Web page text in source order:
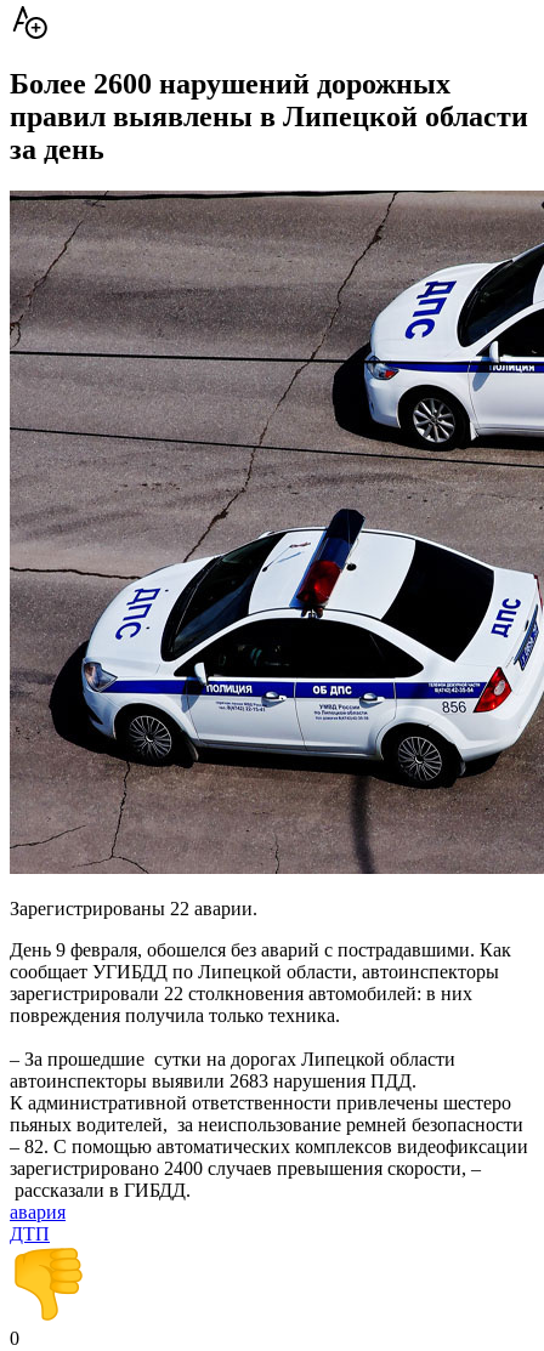
Более 2600 нарушений дорожных
правил выявлены в Липецкой области
за день
Зарегистрированы 22 аварии.
День 9 февраля, обошелся без аварий с пострадавшими. Как
сообщает УГИБДД по Липецкой области, автоинспекторы
зарегистрировали 22 столкновения автомобилей: в них
повреждения получила только техника.
– За прошедшие сутки на дорогах Липецкой области
автоинспекторы выявили 2683 нарушения ПДД.
К административной ответственности привлечены шестеро
пьяных водителей, за неиспользование ремней безопасности
– 82. С помощью автоматических комплексов видеофиксации
зарегистрировано 2400 случаев превышения скорости, –
рассказали в ГИБДД.
авария
ДТП
0